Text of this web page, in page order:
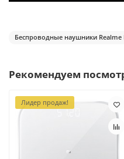
Беспроводные наушники Realme
Рекомендуем
Лидер продаж!